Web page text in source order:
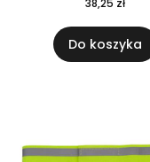
38,25 zł
Do koszyka